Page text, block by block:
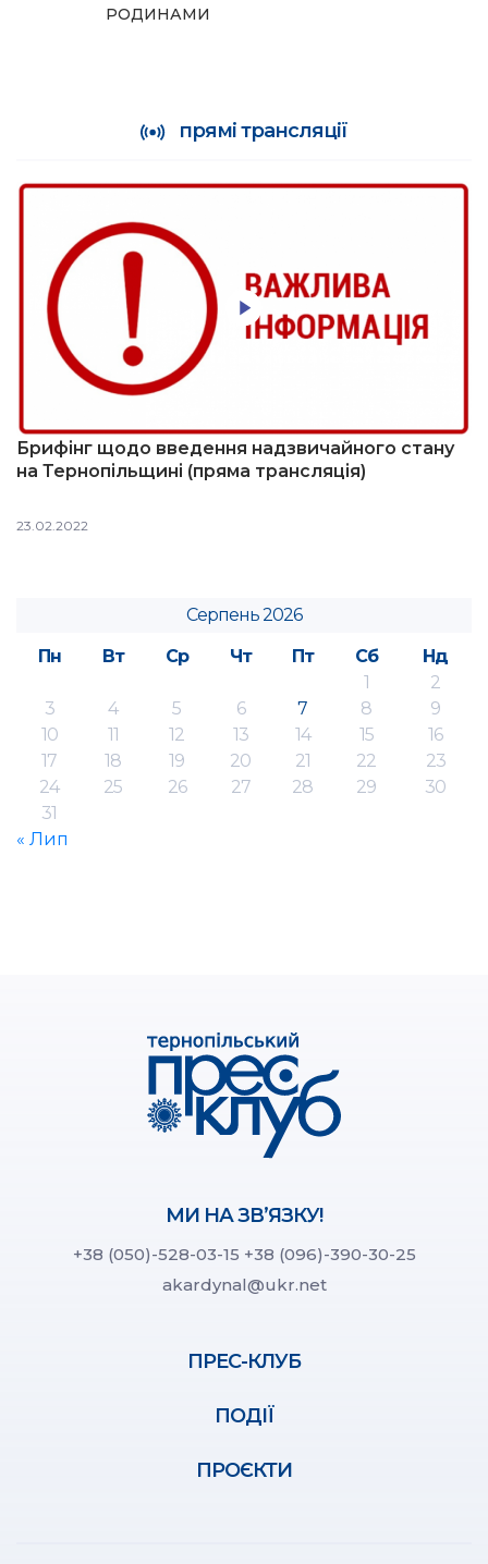
РОДИНАМИ
прямі трансляції
Брифінг щодо введення надзвичайного стану
на Тернопільщині (пряма трансляція)
23.02.2022
Серпень 2026
Пн
Вт Ср Чт Пт Сб
Нд
1
2
3
4 5 6 7 8
9
10
11 12 13 14 15
16
17
18 19 20 21 22
23
24
25 26 27 28 29
30
31
« Лип
МИ НА ЗВ’ЯЗКУ!
+38 (050)-528-03-15 +38 (096)-390-30-25
akardynal@ukr.net
ПРЕС-КЛУБ
ПОДІЇ
ПРОЄКТИ